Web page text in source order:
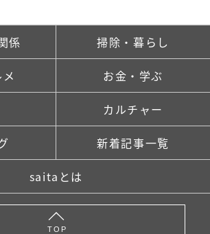
係 掃除・暮らし
お金・学ぶ
カルチャー
新着記事一覧
saitaとは
TOP